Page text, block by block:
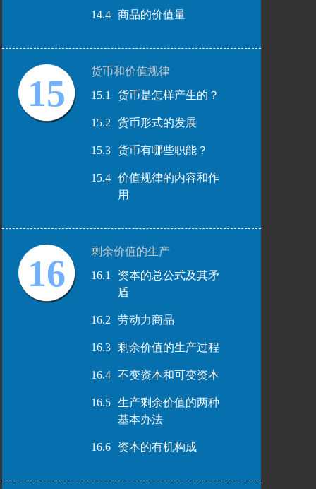
14.4 商品的价值量
15
货币和价值规律
15.1
货币是怎样产生的？
15.2 货币形式的发展
15.3 货币有哪些职能？
15.4
价值规律的内容和作
用
16
剩余价值的生产
16.1
资本的总公式及其矛
盾
16.2 劳动力商品
16.3 剩余价值的生产过程
16.4 不变资本和可变资本
16.5
生产剩余价值的两种
基本办法
16.6 资本的有机构成